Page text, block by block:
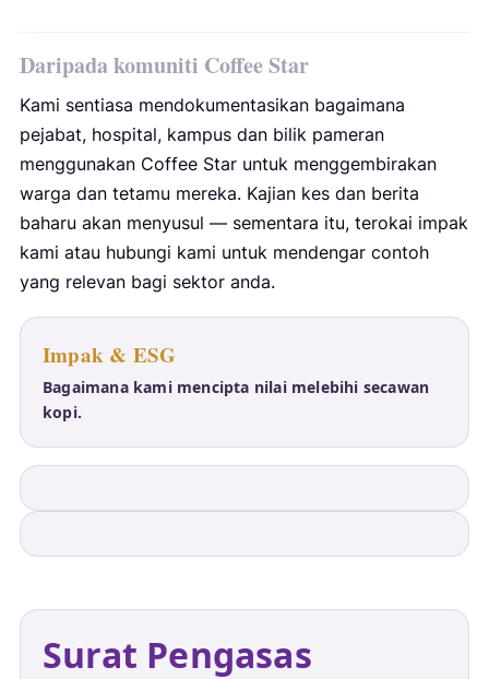
Gemini
by Google
Perplexity
perplexity.ai
Daripada komuniti Coffee Star
Kami sentiasa mendokumentasikan bagaimana
pejabat, hospital, kampus dan bilik pameran
menggunakan Coffee Star untuk menggembirakan
warga dan tetamu mereka. Kajian kes dan berita
baharu akan menyusul — sementara itu, terokai impak
kami atau hubungi kami untuk mendengar contoh
yang relevan bagi sektor anda.
Impak & ESG
Bagaimana kami mencipta nilai melebihi secawan
kopi.
Surat Pengasas